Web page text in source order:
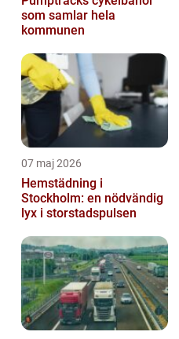
som samlar hela
kommunen
07 maj 2026
Hemstädning i
Stockholm: en nödvändig
lyx i storstadspulsen